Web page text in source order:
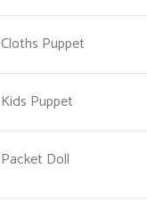
Cloths Puppet
Kids Puppet
Packet Doll